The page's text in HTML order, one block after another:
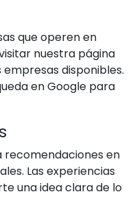
que operen en
nuestra página
disponibles.
en Google para
recomendaciones en
Las experiencias
una idea clara de lo